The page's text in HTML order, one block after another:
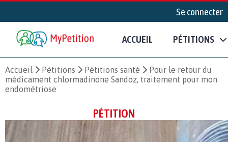
Se connecter
ACCUEIL PÉTITIONS
Accueil Pétitions Pétitions santé
Pour le retour du
médicament chlormadinone Sandoz, traitement pour mon
endométriose
PÉTITION